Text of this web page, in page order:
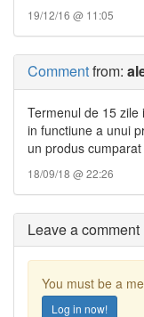
19/12/16 @ 11:05
Commentfrom:
Termenul de 15
in functiune a unui
un produs
18/09/18 @ 22:26
Leave a comment
You must be a
Log in now!